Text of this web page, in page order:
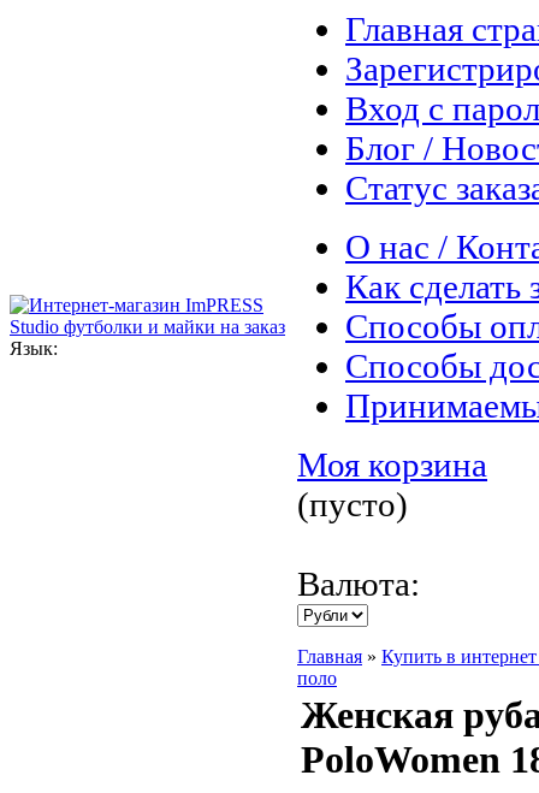
Язык:
Главная
Вход с
Блог /
Статус
О нас /
Как сделать
Способы
Способы
Моя корзина
(пусто)
Валюта:
Главная » Купить в
поло
Женская
PoloWomen